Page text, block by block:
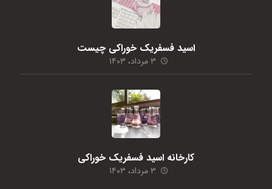
اسید فسفریک خوراکی چیست
۳ مرداد، ۱۴۰۳
کارخانه اسید فسفریک خوراکی
۳ مرداد، ۱۴۰۳